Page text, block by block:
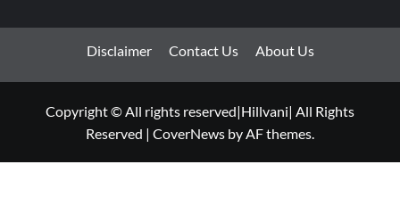
Disclaimer Contact Us About Us
Copyright © All rights reserved|Hillvani| All Rights
Reserved | CoverNews by AF themes.